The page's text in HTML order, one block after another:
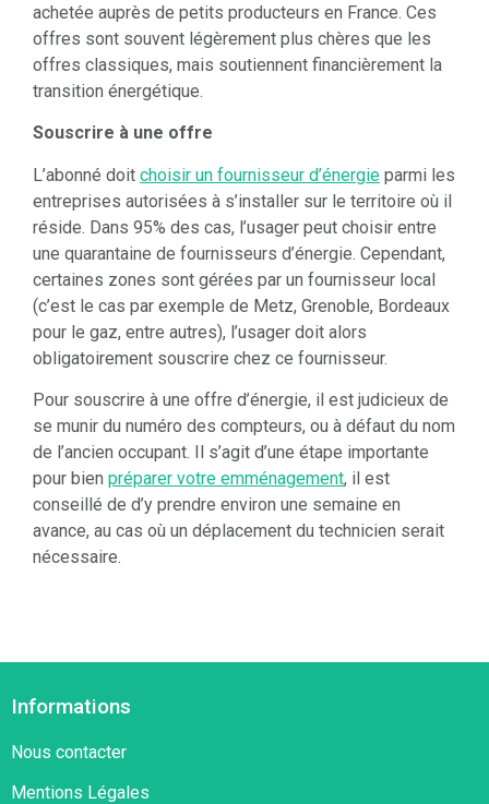
achetée auprès de petits producteurs en France. Ces
offres sont souvent légèrement plus chères que les
offres classiques, mais soutiennent financièrement la
transition énergétique.
Souscrire à une offre
L’abonné doit choisir un fournisseur d’énergie parmi les
entreprises autorisées à s’installer sur le territoire où il
réside. Dans 95% des cas, l’usager peut choisir entre
une quarantaine de fournisseurs d’énergie. Cependant,
certaines zones sont gérées par un fournisseur local
(c’est le cas par exemple de Metz, Grenoble, Bordeaux
pour le gaz, entre autres), l’usager doit alors
obligatoirement souscrire chez ce fournisseur.
Pour souscrire à une offre d’énergie, il est judicieux de
se munir du numéro des compteurs, ou à défaut du nom
de l’ancien occupant. Il s’agit d’une étape importante
pour bien préparer votre emménagement, il est
conseillé de d’y prendre environ une semaine en
avance, au cas où un déplacement du technicien serait
nécessaire.
Informations
Nous contacter
Mentions Légales